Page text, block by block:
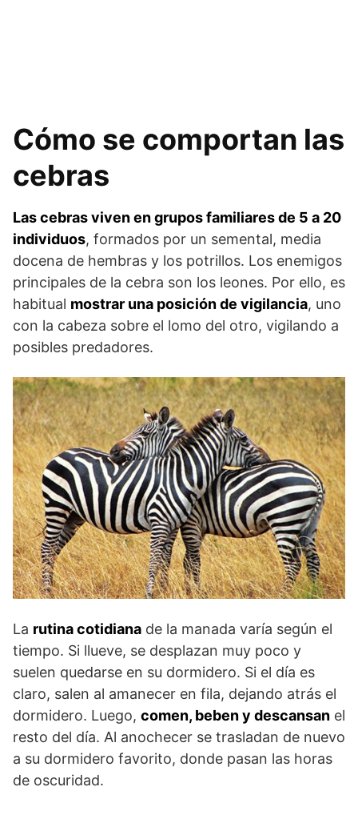
Cómo se comportan las
cebras
Las cebras viven en grupos familiares de 5 a 20
individuos, formados por un semental, media
docena de hembras y los potrillos. Los enemigos
principales de la cebra son los leones. Por ello, es
habitual mostrar una posición de vigilancia, uno
con la cabeza sobre el lomo del otro, vigilando a
posibles predadores.
La rutina cotidiana de la manada varía según el
tiempo. Si llueve, se desplazan muy poco y
suelen quedarse en su dormidero. Si el día es
claro, salen al amanecer en fila, dejando atrás el
dormidero. Luego, comen, beben y descansan el
resto del día. Al anochecer se trasladan de nuevo
a su dormidero favorito, donde pasan las horas
de oscuridad.